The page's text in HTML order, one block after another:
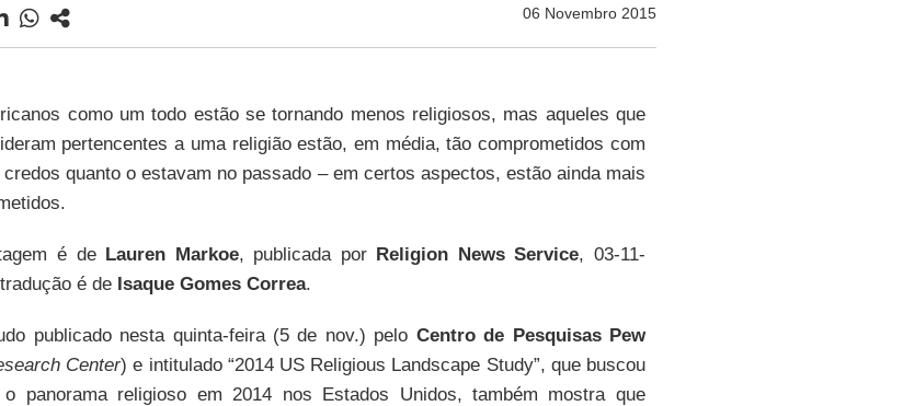
06 Novembro 2015
como um todo estão se tornando menos religiosos, mas aqueles que
pertencentes a uma religião estão, em média, tão comprometidos com
quanto o estavam no passado – em certos aspectos, estão ainda mais
é de Lauren Markoe, publicada por Religion News Service, 03-11-
é de Isaque Gomes Correa.
publicado nesta quinta-feira (5 de nov.) pelo Centro de Pesquisas Pew
Center) e intitulado “2014 US Religious Landscape Study”, que buscou
o panorama religioso em 2014 nos Estados Unidos, também mostra que